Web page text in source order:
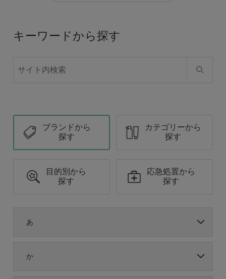
キーワードから探す
ブランドから
探す
カテゴリーから
探す
目的別から
探す
応急処置から
探す
あ
か